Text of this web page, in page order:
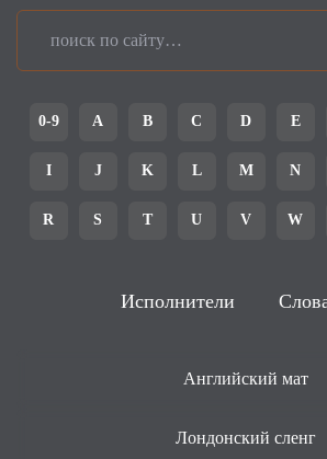
0-9 A B C D E
I J K L M N
R S T U V W
Исполнители
Английский мат
Лондонский сленг